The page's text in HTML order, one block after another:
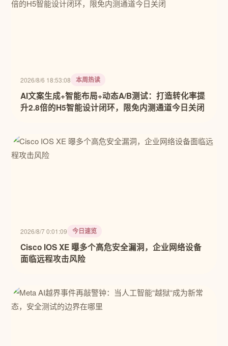
2026/8/6 18:53:08 本周热读
AI文案生成+智能布局+动态A/B测试：打造转化率提
升2.8倍的H5智能设计闭环，限免内测通道今日关闭
2026/8/7 0:01:09 今日速览
Cisco IOS XE 曝多个高危安全漏洞，企业网络设备
面临远程攻击风险